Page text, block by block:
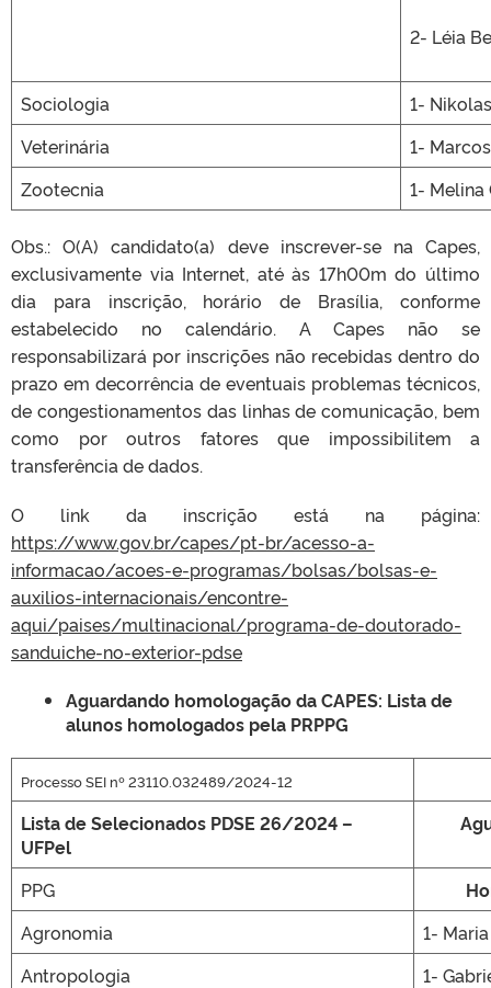
2- Léia
Sociologia
1-
Veterinária
1-
Zootecnia
1- Melina
Obs.: O(A) candidato(a) deve inscrever-se na Capes,
exclusivamente via Internet, até às 17h00m do último
dia para inscrição, horário de Brasília, conforme
estabelecido no calendário. A Capes não se
responsabilizará por inscrições não recebidas dentro do
prazo em decorrência de eventuais problemas técnicos,
de congestionamentos das linhas de comunicação, bem
como por outros fatores que impossibilitem a
transferência de dados.
O link da inscrição está na página:
https://www.gov.br/capes/pt-br/acesso-a-
informacao/acoes-e-programas/bolsas/bolsas-e-
auxilios-internacionais/encontre-
aqui/paises/multinacional/programa-de-doutorado-
sanduiche-no-exterior-pdse
Aguardando homologação da CAPES: Lista de
alunos homologados pela PRPPG
Processo SEI nº 23110.032489/2024-12
Lista de Selecionados PDSE 26/2024 –
UFPel
PPG
Agronomia
1-
Antropologia
1-